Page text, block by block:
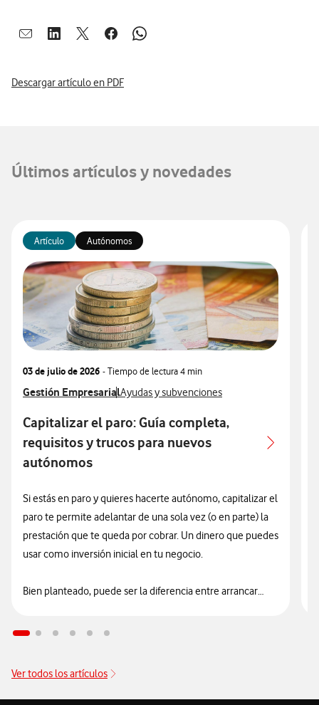
Abrir ventana para compartir en mail
Abrir ventana para compartir en linkedin
Abrir ventana para compartir en twitter
Abrir ventana para compartir en facebook
Abrir ventana para compartir en
Descargar artículo en PDF
Últimos artículos y novedades
Artículo Autónomos
03 de julio de 2026 - Tiempo de lectura4 min
Ver más articulos relacionados con
Gestión EmpresarialVer más artículos con
Ayudas y subvenciones
Capitalizar el paro: Guía completa,
requisitos y trucos para nuevos
autónomos
Si estás en paro y quieres hacerte autónomo, capitalizar el
paro te permite adelantar de una sola vez (o en parte) la
prestación que te queda por cobrar. Un dinero que puedes
usar como inversión inicial en tu negocio.
Bien planteado, puede ser la diferencia entre arrancar
Ver todos los artículos